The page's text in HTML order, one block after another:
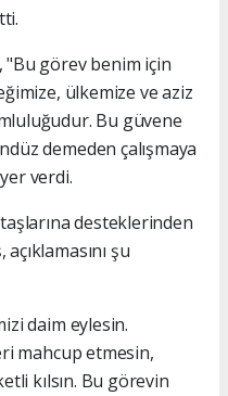
"Bu görev benim için
ülkemize ve aziz
Bu güvene
demeden çalışmaya
verdi.
desteklerinden
şu
daim eylesin.
mahcup etmesin,
kılsın. Bu görevin